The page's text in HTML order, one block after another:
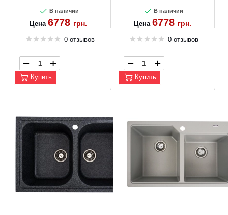
В наличии
Цена 6778 грн.
0 отзывов
Купить
В наличии
Цена 6778 грн.
0 отзывов
Купить